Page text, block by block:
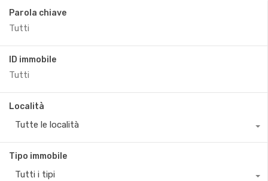
Parola chiave
ID immobile
Località
Tutte le località
Tipo immobile
Tutti i tipi